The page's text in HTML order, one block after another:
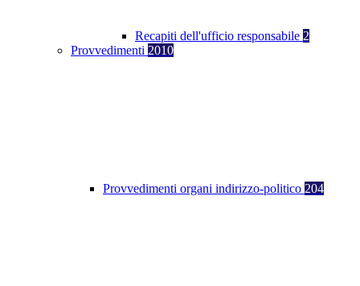
Recapiti dell'ufficio responsabile 2
Provvedimenti 2010
Provvedimenti organi indirizzo-politico 204